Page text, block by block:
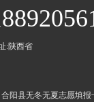
:陕西省
合阳县无冬无夏志愿填报